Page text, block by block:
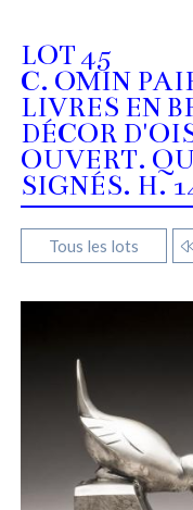
LOT 45
C. OMIN
LIVRES EN
DÉCOR
OUVERT.
SIGNÉS. H.
Tous les lots